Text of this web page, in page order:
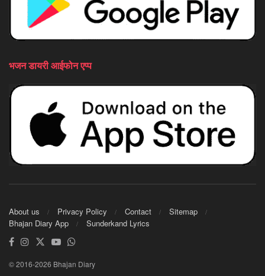
भजन डायरी आईफोन एप्प
About us Privacy Policy Contact
Sitemap
Bhajan Diary App
Sunderkand Lyrics
© 2016-2026 Bhajan Diary